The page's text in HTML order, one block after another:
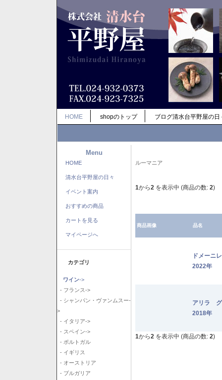
HOME shopのトップ ブログ清水台平野屋の日
Menu
HOME
清水台平野屋の日々
イベント案内
おすすめの商品
カートを見る
マイページへ
カテゴリ
ワイン->
- フランス->
- シャンパン・ヴァンムスー-
>
- イタリア->
- スペイン->
- ポルトガル
- イギリス
- オーストリア
- ブルガリア
ルーマニア
1から2 を表示中 (商品の数: 2)
商品画像 品名
ドメー
2022年
アリラ
2018年
1から2 を表示中 (商品の数: 2)